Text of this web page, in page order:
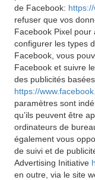
de Facebook:
refuser que vos
Facebook Pixel
configurer les types
Facebook, vous
Facebook et suivre
des publicités
https://
paramètres sont
qu’ils peuvent être
ordinateurs de
également vous
de suivi et de
Advertising Initiative
en outre, via le site